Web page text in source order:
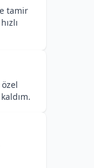
tamir